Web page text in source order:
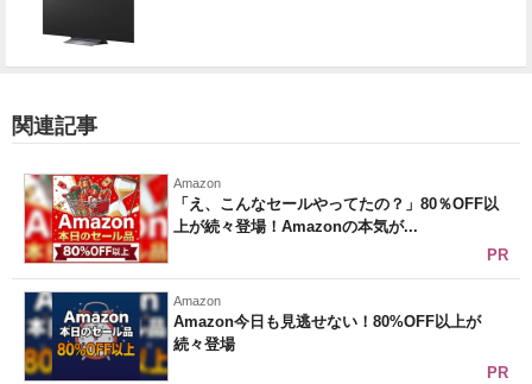
関連記事
Amazon
「え、こんなセールやってたの？」80％OFF以
上が続々登場！Amazonの本気が...
PR
Amazon
Amazon今日も見逃せない！80%OFF以上が
続々登場
PR